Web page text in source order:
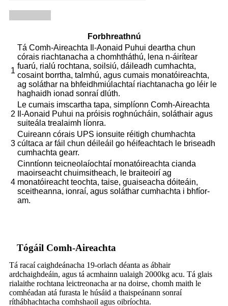
Forbhreathnú
1
Tá Comh-Aireachta Il-Aonaid Puhui deartha chun
córais riachtanacha a chomhtháthú, lena n-áirítear
fuarú, rialú rochtana, soilsiú, dáileadh cumhachta,
cosaint borrtha, talmhú, agus cumais monatóireachta,
ag soláthar na bhfeidhmiúlachtaí riachtanacha go léir le
haghaidh ionad sonraí dlúth.
2
Le cumais imscartha tapa, simplíonn Comh-Aireachta
Il-Aonaid Puhui na próisis roghnúcháin, soláthair agus
suiteála trealaimh líonra.
3
Cuireann córais UPS ionsuite réitigh chumhachta
cúltaca ar fáil chun déileáil go héifeachtach le briseadh
cumhachta gearr.
4
Cinntíonn teicneolaíochtaí monatóireachta cianda
maoirseacht chuimsitheach, le braiteoirí ag
monatóireacht teochta, taise, guaiseacha dóiteáin,
sceitheanna, ionraí, agus soláthar cumhachta i bhfíor-
am.
Tógáil Comh-Aireachta
Tá racaí caighdeánacha 19-orlach déanta as ábhair
ardchaighdeáin, agus tá acmhainn ualaigh 2000kg acu. Tá glais
rialaithe rochtana leictreonacha ar na doirse, chomh maith le
comhéadan atá furasta le húsáid a thaispeánann sonraí
ríthábhachtacha comhshaoil ​​agus oibríochta.